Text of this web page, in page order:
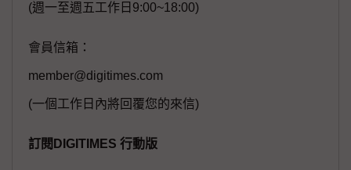
(週一至週五工作日9:00~18:00)
會員信箱：
member@digitimes.com
(一個工作日內將回覆您的來信)
訂閱DIGITIMES 行動版